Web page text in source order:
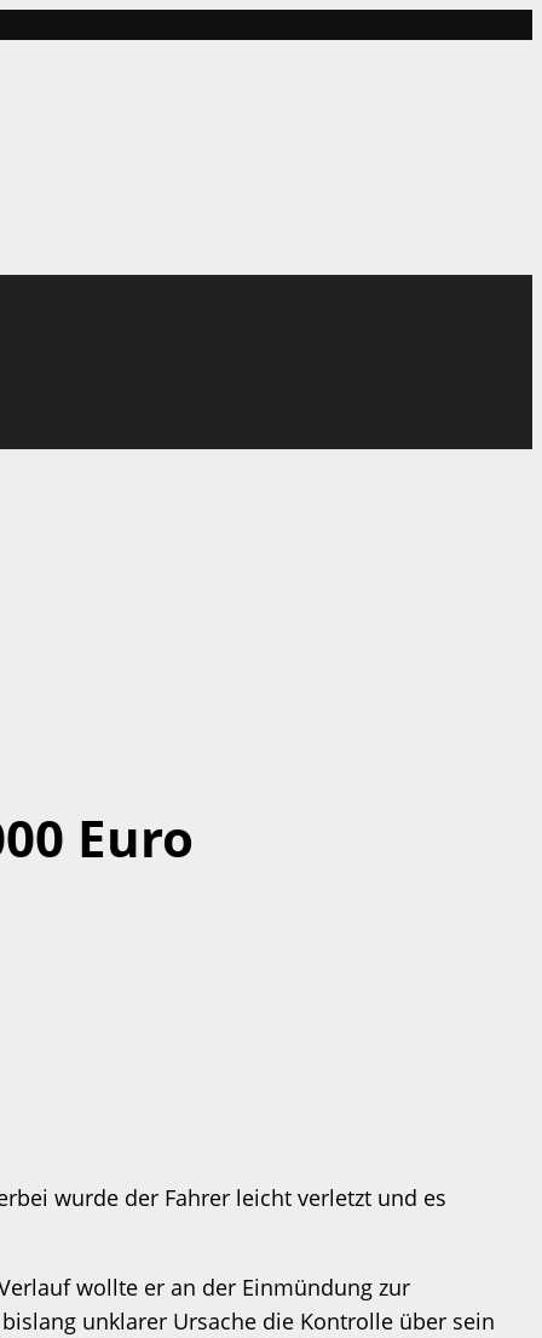
Euro
wurde der Fahrer leicht verletzt und es
wollte er an der Einmündung zur
unklarer Ursache die Kontrolle über sein